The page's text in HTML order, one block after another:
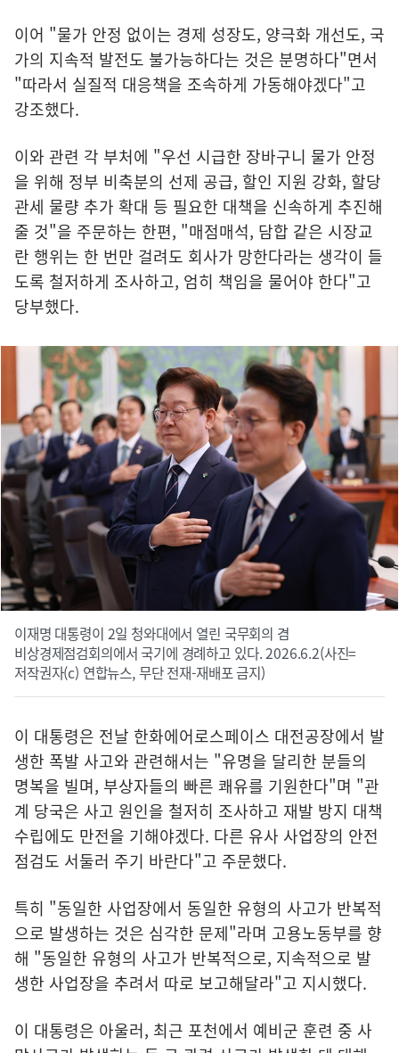
이어 "물가 안정 없이는 경제 성장도, 양극화 개선도, 국
가의 지속적 발전도 불가능하다는 것은 분명하다"면서
"따라서 실질적 대응책을 조속하게 가동해야겠다"고
강조했다.
이와 관련 각 부처에 "우선 시급한 장바구니 물가 안정
을 위해 정부 비축분의 선제 공급, 할인 지원 강화, 할당
관세 물량 추가 확대 등 필요한 대책을 신속하게 추진해
줄 것"을 주문하는 한편, "매점매석, 담합 같은 시장교
란 행위는 한 번만 걸려도 회사가 망한다라는 생각이 들
도록 철저하게 조사하고, 엄히 책임을 물어야 한다"고
당부했다.
이재명 대통령이 2일 청와대에서 열린 국무회의 겸
비상경제점검회의에서 국기에 경례하고 있다. 2026.6.2(사진=
저작권자(c) 연합뉴스, 무단 전재-재배포 금지)
이 대통령은 전날 한화에어로스페이스 대전공장에서 발
생한 폭발 사고와 관련해서는 "유명을 달리한 분들의
명복을 빌며, 부상자들의 빠른 쾌유를 기원한다"며 "관
계 당국은 사고 원인을 철저히 조사하고 재발 방지 대책
수립에도 만전을 기해야겠다. 다른 유사 사업장의 안전
점검도 서둘러 주기 바란다"고 주문했다.
특히 "동일한 사업장에서 동일한 유형의 사고가 반복적
으로 발생하는 것은 심각한 문제"라며 고용노동부를 향
해 "동일한 유형의 사고가 반복적으로, 지속적으로 발
생한 사업장을 추려서 따로 보고해달라"고 지시했다.
이 대통령은 아울러, 최근 포천에서 예비군 훈련 중 사